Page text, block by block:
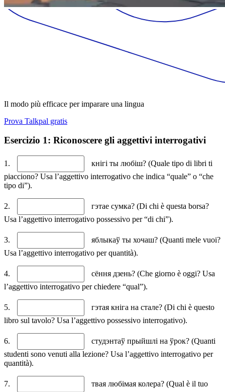
Il modo più efficace per imparare una lingua
Prova Talkpal gratis
Esercizio 1: Riconoscere gli aggettivi interrogativi
1.
кнігі ты любіш? (Quale tipo di libri ti
piacciono? Usa l’aggettivo interrogativo che indica “quale” o “che
tipo di”).
2.
гэтае сумка? (Di chi è questa borsa?
Usa l’aggettivo interrogativo possessivo per “di chi”).
3.
яблыкаў ты хочаш? (Quanti mele vuoi?
Usa l’aggettivo interrogativo per quantità).
4.
сёння дзень? (Che giorno è oggi? Usa
l’aggettivo interrogativo per chiedere “qual”).
5.
гэтая кніга на стале? (Di chi è questo
libro sul tavolo? Usa l’aggettivo possessivo interrogativo).
6.
студэнтаў прыйшлі на ўрок? (Quanti
studenti sono venuti alla lezione? Usa l’aggettivo interrogativo per
quantità).
7.
твая любімая колера? (Qual è il tuo